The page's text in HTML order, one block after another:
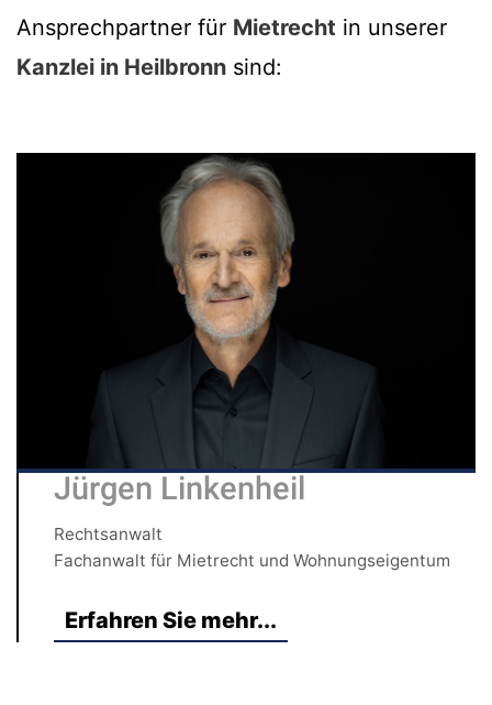
Ansprechpartner für Mietrecht in unserer
Kanzlei in Heilbronn sind:
Jürgen Linkenheil
Rechtsanwalt
Fachanwalt für Mietrecht und Wohnungseigentum
Erfahren Sie mehr...